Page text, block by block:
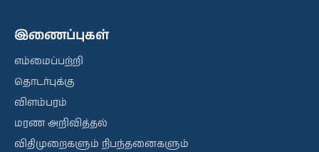
இணைப்புகள்
எம்மைப்பற்றி
தொடர்புக்கு
விளம்பரம்
மரண அறிவித்தல்
விதிமுறைகளும் நிபந்தனைகளும்